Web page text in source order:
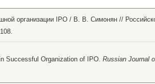
организации IPO / В. В. Симонян //
Successful Organization of IPO. Russian Journal